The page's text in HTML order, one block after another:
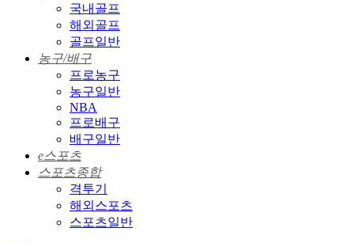
국내골프
해외골프
골프일반
농구/배구
프로농구
농구일반
NBA
프로배구
배구일반
e스포츠
스포츠종합
격투기
해외스포츠
스포츠일반